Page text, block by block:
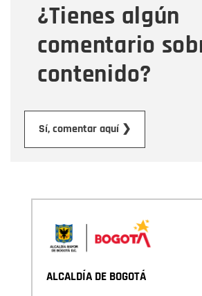
¿Tienes algún
comentario
contenido?
Sí, comentar aquí ❯
Mensaje
ALCALDÍA DE BOGOTÁ